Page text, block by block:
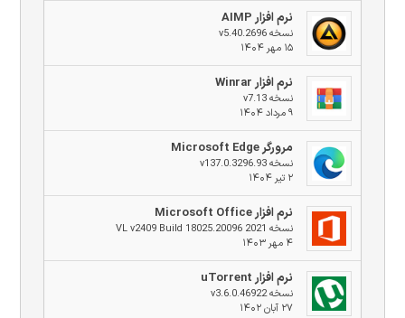
نرم افزار AIMP
نسخه v5.40.2696
۱۵ مهر ۱۴۰۴
نرم افزار Winrar
نسخه v7.13
۹ مرداد ۱۴۰۴
مرورگر Microsoft Edge
نسخه v137.0.3296.93
۲ تیر ۱۴۰۴
نرم افزار Microsoft Office
نسخه 2021 VL v2409 Build 18025.20096
۴ مهر ۱۴۰۳
نرم افزار uTorrent
نسخه v3.6.0.46922
۲۷ آبان ۱۴۰۲